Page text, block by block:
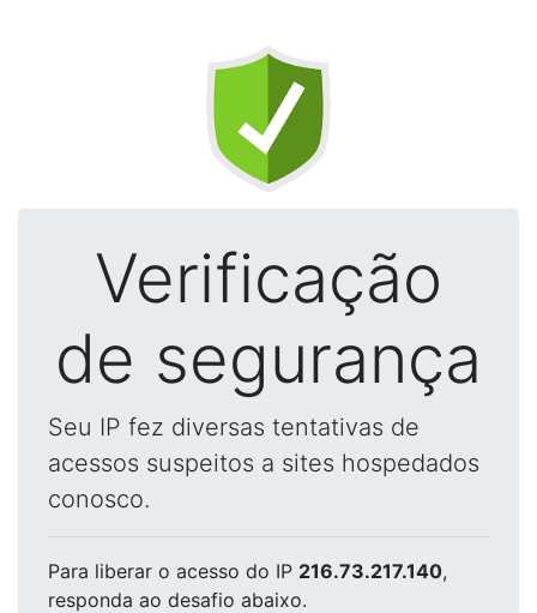
Verificação
de segurança
Seu IP fez diversas tentativas de
acessos suspeitos a sites hospedados
conosco.
Para liberar o acesso do IP 216.73.217.140,
responda ao desafio abaixo.